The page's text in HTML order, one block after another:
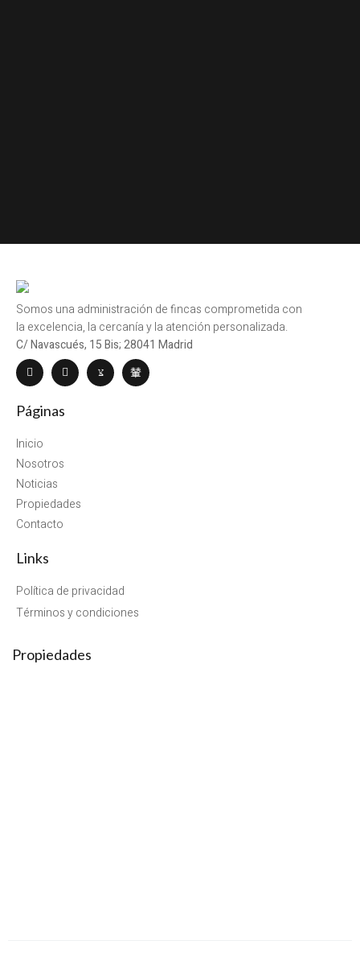
Somos una administración de fincas comprometida con
la excelencia, la cercanía y la atención personalizada.
C/ Navascués, 15 Bis; 28041 Madrid
Páginas
Inicio
Nosotros
Noticias
Propiedades
Contacto
Links
Política de privacidad
Términos y condiciones
Propiedades